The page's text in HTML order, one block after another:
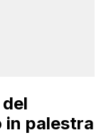
in palestra